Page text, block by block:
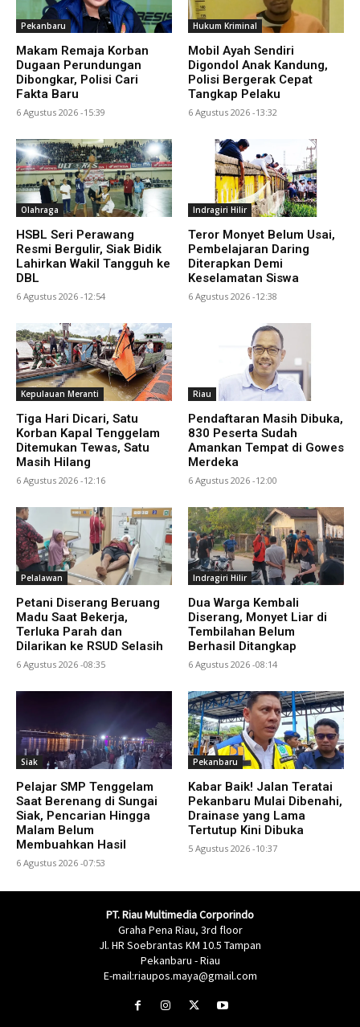
Pekanbaru
Makam Remaja Korban
Dugaan Perundungan
Dibongkar, Polisi Cari
Fakta Baru
6 Agustus 2026 -15:39
Hukum Kriminal
Mobil Ayah Sendiri
Digondol Anak Kandung,
Polisi Bergerak Cepat
Tangkap Pelaku
6 Agustus 2026 -13:32
Olahraga
HSBL Seri Perawang
Resmi Bergulir, Siak Bidik
Lahirkan Wakil Tangguh ke
DBL
6 Agustus 2026 -12:54
Indragiri Hilir
Teror Monyet Belum Usai,
Pembelajaran Daring
Diterapkan Demi
Keselamatan Siswa
6 Agustus 2026 -12:38
Kepulauan Meranti
Tiga Hari Dicari, Satu
Korban Kapal Tenggelam
Ditemukan Tewas, Satu
Masih Hilang
6 Agustus 2026 -12:16
Riau
Pendaftaran Masih Dibuka,
830 Peserta Sudah
Amankan Tempat di Gowes
Merdeka
6 Agustus 2026 -12:00
Pelalawan
Petani Diserang Beruang
Madu Saat Bekerja,
Terluka Parah dan
Dilarikan ke RSUD Selasih
6 Agustus 2026 -08:35
Indragiri Hilir
Dua Warga Kembali
Diserang, Monyet Liar di
Tembilahan Belum
Berhasil Ditangkap
6 Agustus 2026 -08:14
Siak
Pelajar SMP Tenggelam
Saat Berenang di Sungai
Siak, Pencarian Hingga
Malam Belum
Membuahkan Hasil
6 Agustus 2026 -07:53
Pekanbaru
Kabar Baik! Jalan Teratai
Pekanbaru Mulai Dibenahi,
Drainase yang Lama
Tertutup Kini Dibuka
5 Agustus 2026 -10:37
PT. Riau Multimedia Corporindo
Graha Pena Riau, 3rd floor
Jl. HR Soebrantas KM 10.5 Tampan
Pekanbaru - Riau
E-mail:riaupos.maya@gmail.com